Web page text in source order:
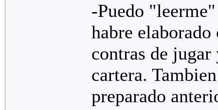
-Puedo
habre
contras de
cartera.
preparado